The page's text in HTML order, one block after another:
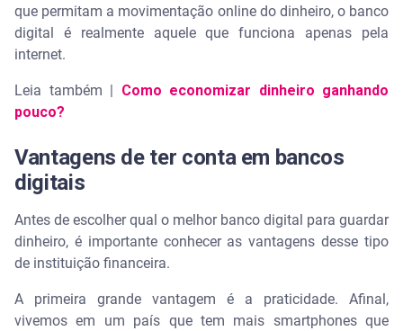
que permitam a movimentação online do dinheiro, o banco
digital é realmente aquele que funciona apenas pela
internet.
Leia também | Como economizar dinheiro ganhando
pouco?
Vantagens de ter conta em bancos
digitais
Antes de escolher qual o melhor banco digital para guardar
dinheiro, é importante conhecer as vantagens desse tipo
de instituição financeira.
A primeira grande vantagem é a praticidade. Afinal,
vivemos em um país que tem mais smartphones que